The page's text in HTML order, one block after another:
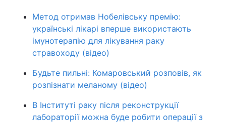
Метод отримав Нобелівську премію:
українські лікарі вперше використають
імунотерапію для лікування раку
стравоходу (відео)
Будьте пильні: Комаровський розповів, як
розпізнати меланому (відео)
В Інституті раку після реконструкції
лабораторії можна буде робити операції з